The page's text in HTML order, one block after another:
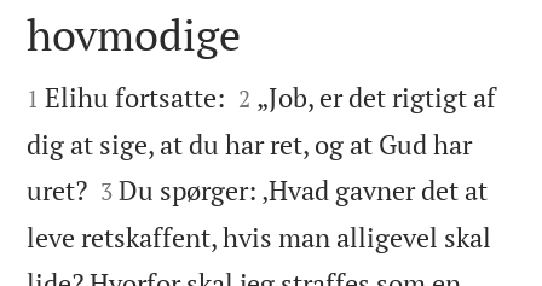

hovmodige

1 Elihu fortsatte: 

2 „Job, er det rigtigt af
dig at sige, at du har ret, og at Gud har
uret?
3 Du spørger: ‚Hvad gavner det at
leve retskaffent, hvis man alligevel skal